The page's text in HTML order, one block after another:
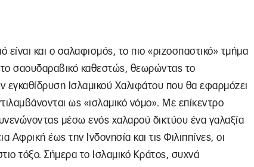
είναι και ο σαλαφισμός, το πιο «ριζοσπαστικό» τμήμα
το σαουδαραβικό καθεστώς, θεωρώντας το
εγκαθίδρυση Ισλαμικού Χαλιφάτου που θα εφαρμόζει
ως «ισλαμικό νόμο». Με επίκεντρο
μέσω ενός χαλαρού δικτύου ένα γαλαξία
έως την Ινδονησία και τις Φιλιππίνες, οι
τόξο. Σήμερα το Ισλαμικό Κράτος, συχνά